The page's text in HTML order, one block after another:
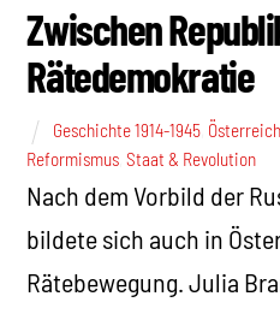
Zwischen
Rätedemokratie
Geschichte 1914-1945
Reformismus ,Staat & Revolution
Nach dem Vorbild der
bildete sich auch in
Rätebewegung. Julia